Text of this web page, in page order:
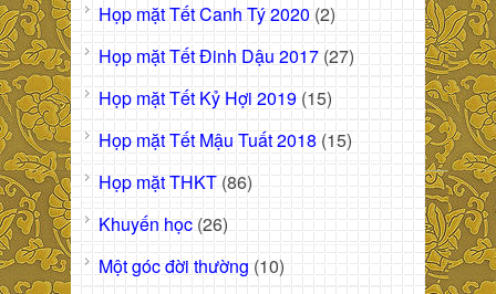
Họp mặt Tết Canh Tý 2020 (2)
Họp mặt Tết Đinh Dậu 2017 (27)
Họp mặt Tết Kỷ Hợi 2019 (15)
Họp mặt Tết Mậu Tuất 2018 (15)
Họp mặt THKT (86)
Khuyến học (26)
Một góc đời thường (10)